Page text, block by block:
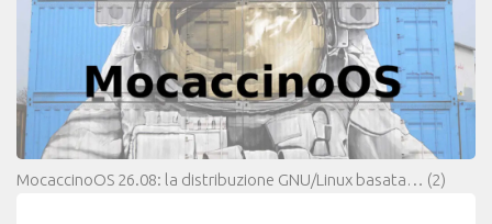
MocaccinoOS 26.08: la distribuzione GNU/Linux basata… (2)